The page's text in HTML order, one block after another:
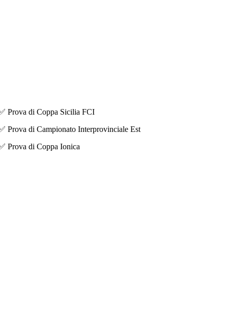
Prova di Coppa Sicilia FCI
Prova di Campionato Interprovinciale Est
Prova di Coppa Ionica